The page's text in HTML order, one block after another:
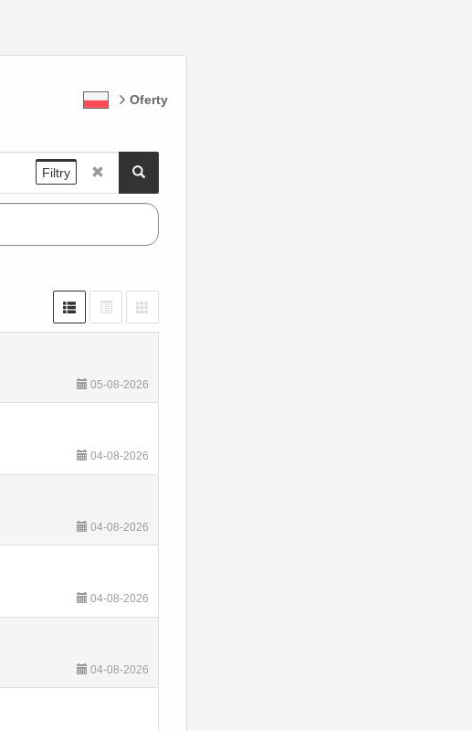
Oferty
Filtry
05-08-2026
04-08-2026
04-08-2026
04-08-2026
04-08-2026